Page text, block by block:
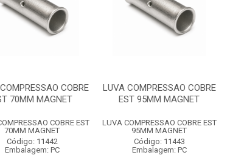
COBRE
70MM MAGNET
COBRE EST
70MM MAGNET
Código: 11442
Embalagem: PC
LUVA COMPRESSAO COBRE
EST 95MM MAGNET
LUVA COMPRESSAO COBRE EST
95MM MAGNET
Código: 11443
Embalagem: PC